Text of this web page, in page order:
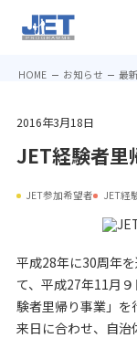
HOME お知らせ 最
2016年3月18日
JET経験者里
JET参加希望者 JET経
平成28年に30周年
て、平成27年11月
験者里帰り事業」を
来日に合わせ、自治